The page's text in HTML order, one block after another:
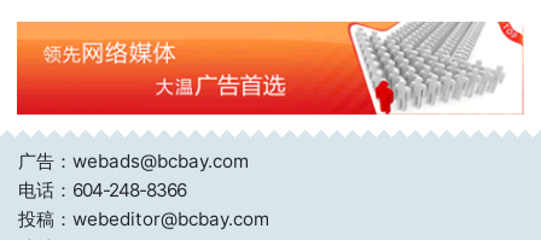
广告：webads@bcbay.com
电话： 604-248-8366
投稿：webeditor@bcbay.com